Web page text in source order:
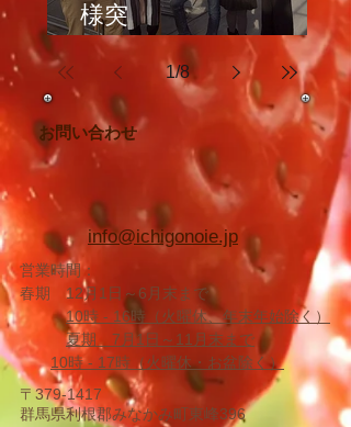
様突
破！
人気のいちご大福体験♪
1/8
お問い合わせ
info@ichigonoie.jp
営業時間：
春期 12月1日～6月末まで
10時 - 16時（火曜休、年末年始除く ）
夏期 7月1日～11月末まで
10時 - 17時 （火曜休・お盆除く）
〒379-1417
群馬県利根郡みなかみ町東峰396